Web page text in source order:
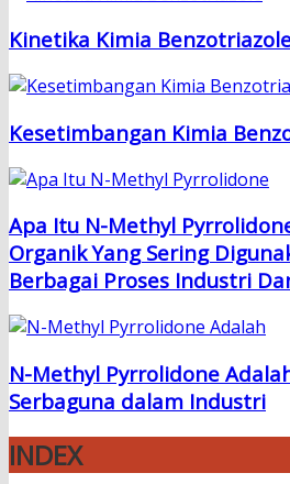
Kinetika Kimia
Kesetimbangan Kimia
Apa Itu N-Methyl
Organik Yang Sering
Berbagai Proses Industri
N-Methyl Pyrrolidone
Serbaguna dalam Industri
INDEX